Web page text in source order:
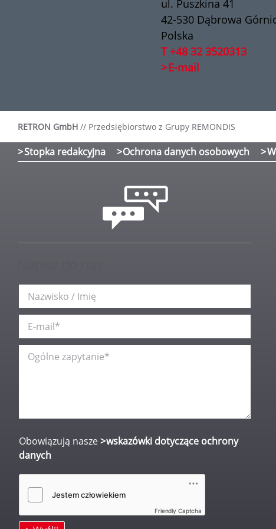
ul. Puszkina 41
42-530 Dąbrowa
Polska
T +48 32 3520313
E-mail
RETRON GmbH // Przedsiębiorstwo z Grupy REMONDIS
Stopka redakcyjna Ochrona danych osobowych
Obowiązują nasze
wskazówki dotyczące ochrony
danych
Friendly Captcha